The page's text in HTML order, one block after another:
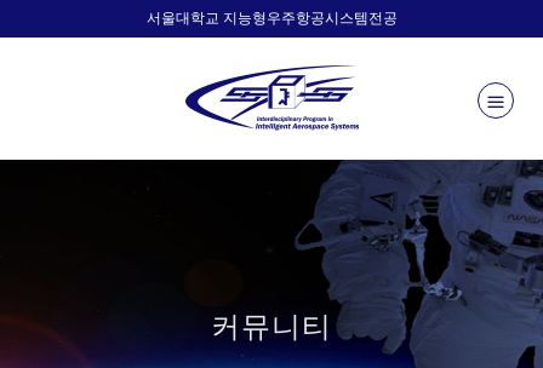
서울대학교 지능형우주항공시스템전공
커뮤니티